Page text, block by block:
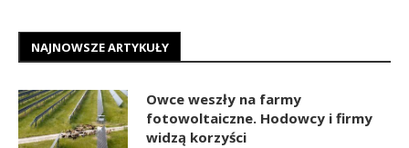
NAJNOWSZE ARTYKUŁY
Owce weszły na farmy
fotowoltaiczne. Hodowcy i firmy
widzą korzyści